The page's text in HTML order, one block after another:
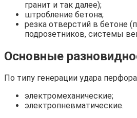
гранит и так далее);
штробление бетона;
резка отверстий в бетоне
подрозетников, системы
Основные
По типу генерации удара
электромеханические;
электропневматические.